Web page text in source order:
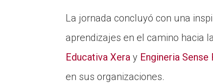
La jornada concluyó con una
aprendizajes en el camino hacia
Educativa Xera y Engineria
en sus organizaciones.